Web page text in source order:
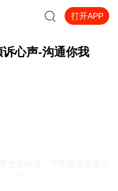
打开APP
心声-沟通你我
主播，希望大家多多支持！